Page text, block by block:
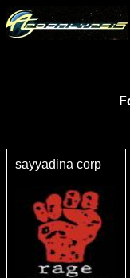
sayyadina corp